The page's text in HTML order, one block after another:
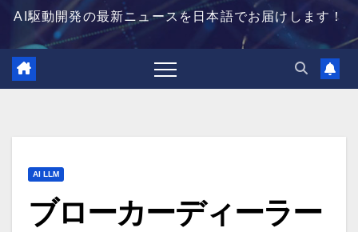
AI駆動開発の最新ニュースを日本語でお届けします！
AI LLM
ブローカーディーラー